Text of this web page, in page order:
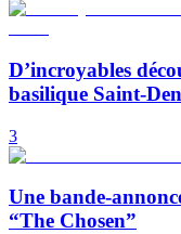
D’incroyables
basilique Saint-
3
Une bande-
“The Chosen”